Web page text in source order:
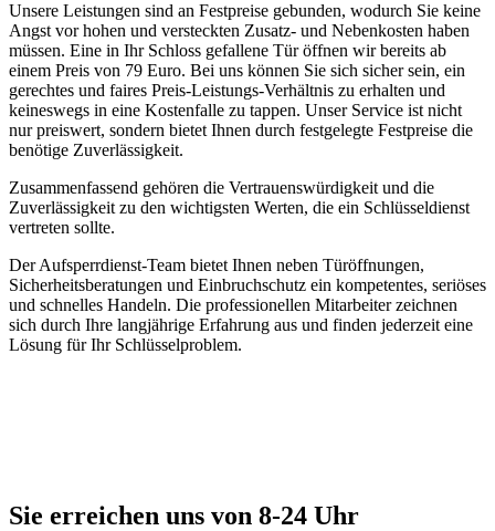
Unsere Leistungen sind an Festpreise gebunden, wodurch Sie keine
Angst vor hohen und versteckten Zusatz- und Nebenkosten haben
müssen. Eine in Ihr Schloss gefallene Tür öffnen wir bereits ab
einem Preis von 79 Euro. Bei uns können Sie sich sicher sein, ein
gerechtes und faires Preis-Leistungs-Verhältnis zu erhalten und
keineswegs in eine Kostenfalle zu tappen. Unser Service ist nicht
nur preiswert, sondern bietet Ihnen durch festgelegte Festpreise die
benötige Zuverlässigkeit.
Zusammenfassend gehören die Vertrauenswürdigkeit und die
Zuverlässigkeit zu den wichtigsten Werten, die ein Schlüsseldienst
vertreten sollte.
Der Aufsperrdienst-Team bietet Ihnen neben Türöffnungen,
Sicherheitsberatungen und Einbruchschutz ein kompetentes, seriöses
und schnelles Handeln. Die professionellen Mitarbeiter zeichnen
sich durch Ihre langjährige Erfahrung aus und finden jederzeit eine
Lösung für Ihr Schlüsselproblem.
Sie erreichen uns von 8-24 Uhr